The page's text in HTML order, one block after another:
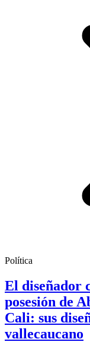
Política
El diseñador
posesión de
Cali: sus
vallecaucano